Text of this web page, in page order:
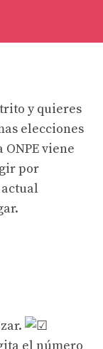
y quieres
elecciones
ONPE viene
por